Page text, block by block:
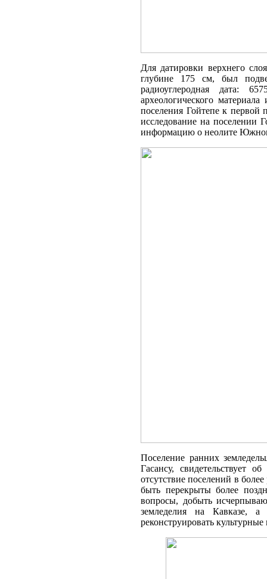
Для датировки верхнего
глубине 175 см, был
радиоуглеродная дата:
археологического
поселения Гойтепе к
исследование на поселении
информацию о неолите
Поселение ранних
Гасансу, свидетельствует
отсутствие поселений в
быть перекрыты более
вопросы, добыть
земледелия на Кавказе, а
реконструировать